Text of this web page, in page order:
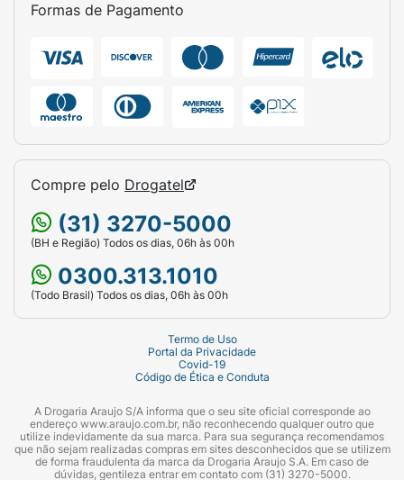
Formas de Pagamento
Compre pelo Drogatel
(31) 3270-5000
(BH e Região) Todos os dias, 06h às 00h
0300.313.1010
(Todo Brasil) Todos os dias, 06h às 00h
Termo de Uso
Portal da Privacidade
Covid-19
Código de Ética e Conduta
A Drogaria Araujo S/A informa que o seu site oficial corresponde ao
endereço www.araujo.com.br, não reconhecendo qualquer outro que
utilize indevidamente da sua marca. Para sua segurança recomendamos
que não sejam realizadas compras em sites desconhecidos que se utilizem
de forma fraudulenta da marca da Drogaria Araujo S.A. Em caso de
dúvidas, gentileza entrar em contato com (31) 3270-5000.